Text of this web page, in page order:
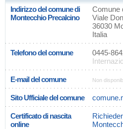
Indirizzo del comune di
Montecchio Precalcino
Comune
Viale
36030
Italia
Telefono del comune
0445-
E-mail del comune Non
Sito Ufficiale del comune
Certificato di nascita
online